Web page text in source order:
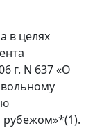
в целях
г. N 637 «О
рубежом»*(1).